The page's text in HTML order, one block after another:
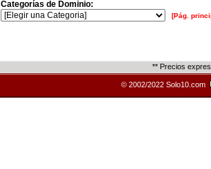
Categorías de Dominio:
[Pág.
** Precios
© 2002/2022 Solo10.com